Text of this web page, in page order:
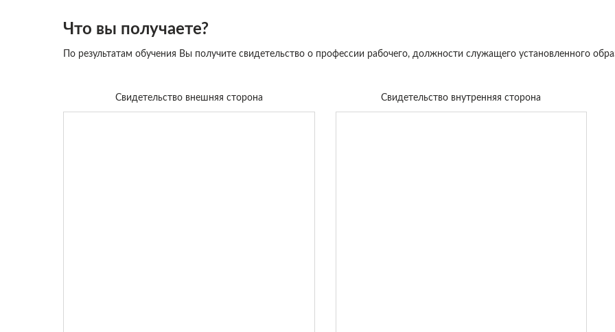
Что вы получаете?
По результатам обучения Вы получите свидетельство о профессии рабочего, должности служащего установленного
Свидетельство внешняя сторона Свидетельство внутренняя сторона